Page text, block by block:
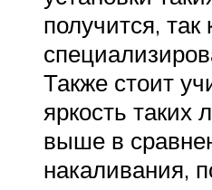
получится, так
Также стоит
яркость таких
выше в
накаливания,